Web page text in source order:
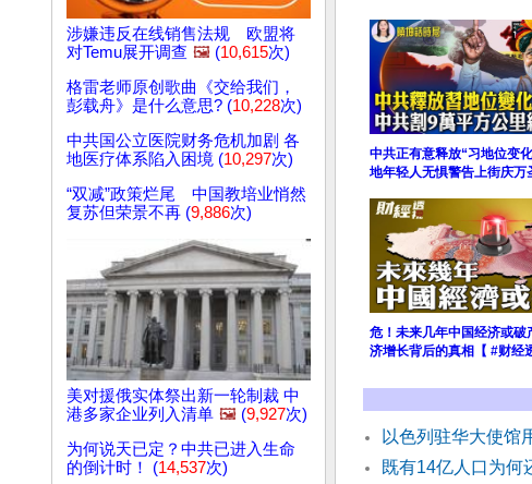
涉嫌违反在线销售法规 欧盟将
对Temu展开调查 🖼️ (10,615次)
格雷老师原创歌曲《交给我们，
彭载舟》是什么意思? (10,228次)
中共国公立医院财务危机加剧 各
地医疗体系陷入困境 (10,297次)
“双减”政策烂尾 中国教培业悄然
复苏但荣景不再 (9,886次)
美对援俄实体祭出新一轮制裁 中
港多家企业列入清单 🖼️ (9,927次)
为何说天已定？中共已进入生命
的倒计时！ (14,537次)
中共正有意释放“习地位变
地年轻人无惧警告上街庆万
危！未来几年中国经济或破
济增长背后的真相【 #财经
以色列驻华大使馆
既有14亿人口为何